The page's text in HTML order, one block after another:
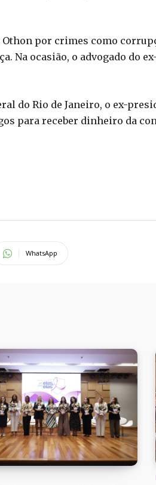
Othon por crimes como
Na ocasião, o advogado do
do Rio de Janeiro, o ex-
para receber dinheiro da
WhatsApp